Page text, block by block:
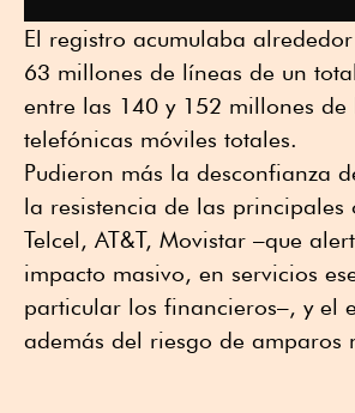
El registro acumulaba
63 millones de líneas de un
entre las 140 y 152 millones de
telefónicas móviles totales.
Pudieron más la desconfianza
la resistencia de las principales
Telcel, AT&T, Movistar –que
impacto masivo, en servicios
particular los financieros–, y el
además del riesgo de amparos